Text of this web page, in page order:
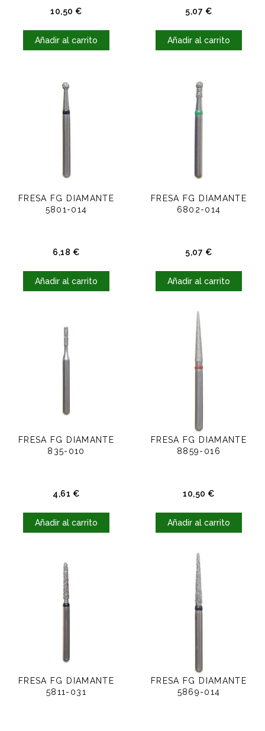
10,50 €Precio
Añadir al carrito
5,07 €Precio
Añadir al carrito
FRESA FG DIAMANTE
5801-014
6,18 €Precio
Añadir al carrito
FRESA FG DIAMANTE
6802-014
5,07 €Precio
Añadir al carrito
FRESA FG DIAMANTE
835-010
4,61 €Precio
Añadir al carrito
FRESA FG DIAMANTE
8859-016
10,50 €Precio
Añadir al carrito
FRESA FG DIAMANTE
5811-031
FRESA FG DIAMANTE
5869-014